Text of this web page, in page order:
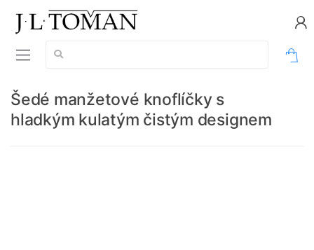
Vyhledávání:
Šedé manžetové knoflíčky s
hladkým kulatým čistým designem